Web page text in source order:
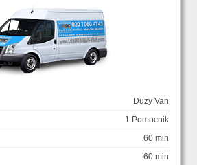
Duży Van
1 Pomocnik
60 min
60 min